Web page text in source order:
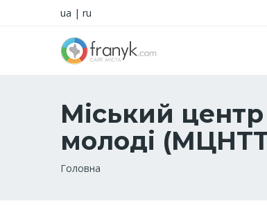
ua | ru
Міський центр
молоді
Рядок
Головна